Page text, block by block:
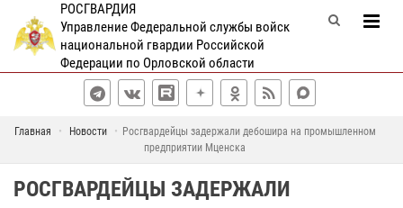
РОСГВАРДИЯ
Управление Федеральной службы войск
национальной гвардии Российской
Федерации по Орловской области
Главная Новости
Росгвардейцы задержали дебошира на промышленном
предприятии Мценска
РОСГВАРДЕЙЦЫ ЗАДЕРЖАЛИ